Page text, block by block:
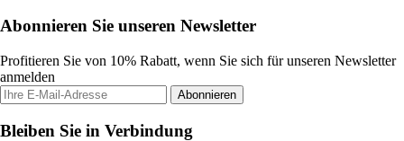
Abonnieren Sie unseren Newsletter
Profitieren Sie von 10% Rabatt, wenn Sie sich für unseren Newsletter
anmelden
Abonnieren
Bleiben Sie in Verbindung